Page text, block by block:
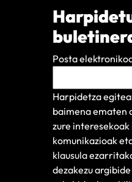
Posta
Harpidetza
baimena ematen
zure
komunikazioak
klausula
dezakezu